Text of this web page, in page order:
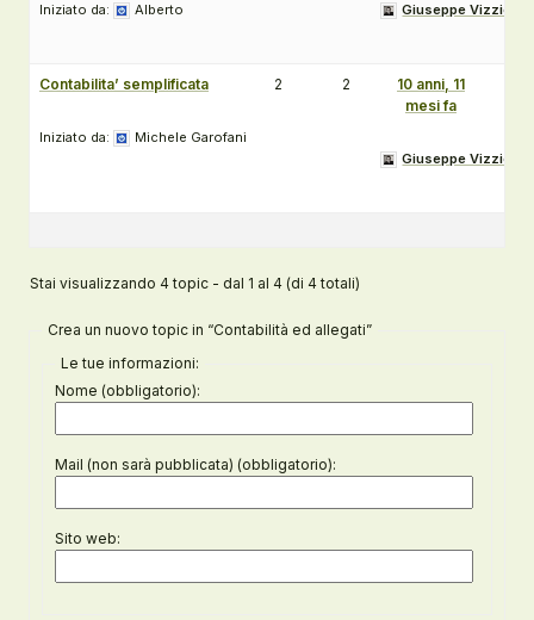
Iniziato da: Alberto Giuseppe Vizziello
Contabilita’ semplificata
Iniziato da: Michele Garofani
2 2
10 anni, 11
mesi fa
Giuseppe Vizziello
Stai visualizzando 4 topic - dal 1 al 4 (di 4 totali)
Crea un nuovo topic in “Contabilità ed allegati”
Le tue informazioni:
Nome (obbligatorio):
Mail (non sarà pubblicata) (obbligatorio):
Sito web: